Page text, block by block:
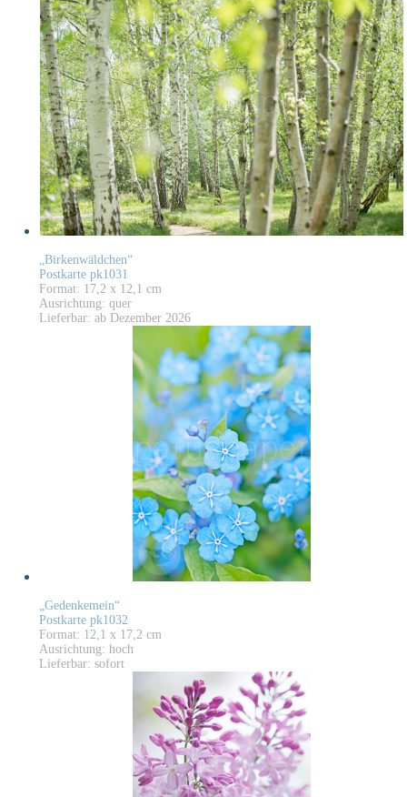
„Birkenwäldchen“
Postkarte pk1031
Format: 17,2 x 12,1 cm
Ausrichtung: quer
Lieferbar: ab Dezember 2026
„Gedenkemein“
Postkarte pk1032
Format: 12,1 x 17,2 cm
Ausrichtung: hoch
Lieferbar: sofort